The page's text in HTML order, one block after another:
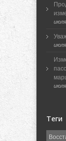
Теги